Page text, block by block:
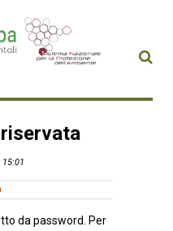
da password. Per